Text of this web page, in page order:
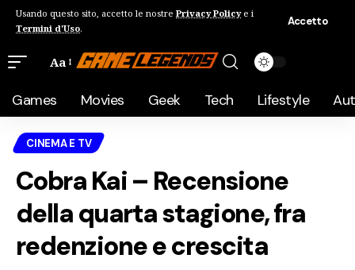
Usando questo sito, accetto le nostre Privacy Policye i
Termini d'Uso.
Accetto
Aa
Games Movies Geek Tech Lifestyle
CINEMA E TV
Cobra Kai – Recensione
della quarta stagione, fra
redenzione e crescita